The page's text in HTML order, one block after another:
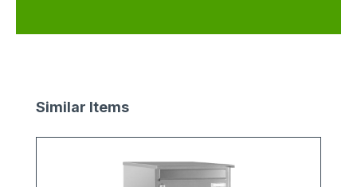
Produktgalerie überspringen
Similar Items